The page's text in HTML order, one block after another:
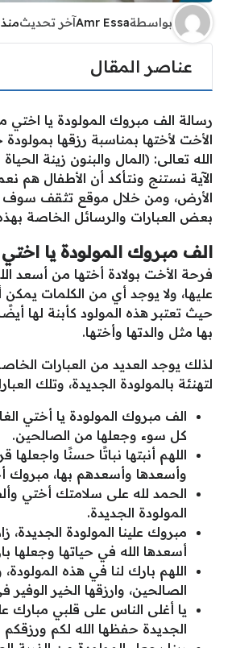
بواسطةAmr Essaآخر تحديثمنذ 3 سنوات
عناصر المقال
رسالة الف مبروك المولودة يا اختي
الأخت لأختها بمناسبة رزقها
الله تعالى: (المال والبنون زينة
الآية نستنج ونتأكد أن الأطفال هم
الأرض، ومن خلال موقع تثقف سوف
بعض العبارات والرسائل الخاصة
الف مبروك المولودة يا اختي
فرحة الأخت بولادة أختها من أسعد
عليها، ولا يوجد أي من الكلمات
حيث تعتبر هذه المولود كأبنة لها
بها مثل والدتها وأختها.
لذلك يوجد العديد من العبارات
لتهنئة بالمولودة الجديدة، وتلك
الف مبروك المولودة يا أختي
كل سوء وجعلها من الصالحين.
اللهم أنبتها نباتًا حسنًا واجعلها
وأسعدها وأسعدهم بها، مبروك
الحمد لله على سلامتك أختي
المولودة الجديدة.
مبروك علينا المولودة الجديدة،
أسعدها الله في حياتها وجعلها
اللهم بارك لنا في هذه
الصالحين، وارزقها الخير الوفير
يا أغلى الناس على قلبي مبارك
الجديدة حفظها الله لكم ورزقكم